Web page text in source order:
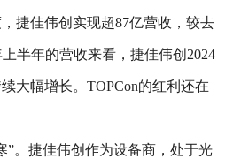
捷佳伟创实现超87亿营收，较去
半年的营收来看，捷佳伟创2024
大幅增长。TOPCon的红利还在
”。捷佳伟创作为设备商，处于光